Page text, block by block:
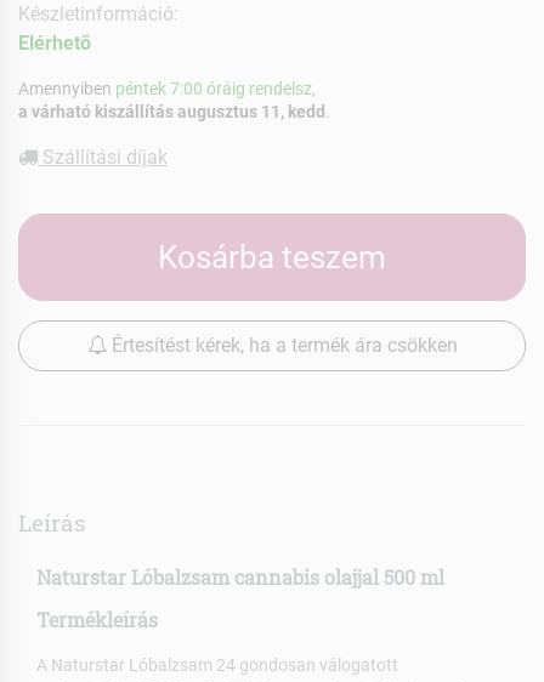
Készletinformáció:
Elérhetõ
Amennyiben péntek 7:00 óráig rendelsz,
a várható kiszállítás augusztus 11, kedd
Szállítási díjak
Kosárba teszem
Értesítést kérek, ha a termék ára csökken
Leírás
Naturstar Lóbalzsam cannabis olajjal 500 ml
Termékleírás
A Naturstar Lóbalzsam 24 gondosan válogatott